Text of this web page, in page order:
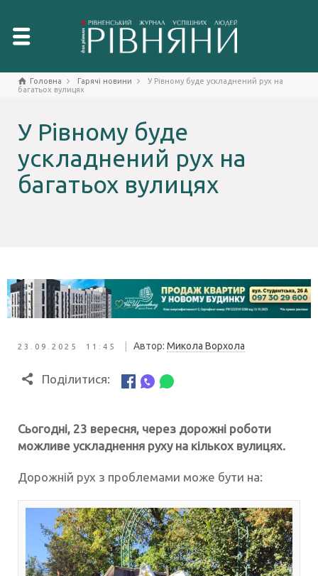
Головна Гарячі новини
У Рівному буде ускладнений рух на
багатьох вулицях
У Рівному буде
ускладнений рух на
багатьох вулицях
23.09.2025 11:45 Автор: Микола Ворхола
Поділитися:
Сьогодні, 23 вересня, через дорожні роботи
можливе ускладнення руху на кількох вулицях.
Дорожній рух з проблемами може бути на: